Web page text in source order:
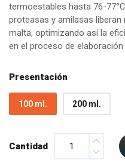
termoestables hasta 76-
proteasas y amilasas
malta, optimizando así la
en el proceso de elaboración
Presentación
100 ml. 200 ml.
Cantidad